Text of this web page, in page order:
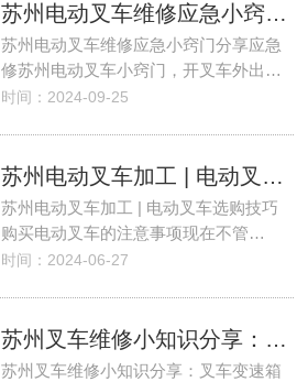
苏州电动叉车维修应急小窍门分享
苏州电动叉车维修应急小窍门分享应急
修苏州电动叉车小窍门，开叉车外出…
时间：2024-09-25
苏州电动叉车加工 | 电动叉车选购技巧 购买电动叉车的注意事项
苏州电动叉车加工 | 电动叉车选购技巧
购买电动叉车的注意事项现在不管…
时间：2024-06-27
苏州叉车维修小知识分享：叉车变速箱维修保养方法，详细到每一个拆装步骤！
苏州叉车维修小知识分享：叉车变速箱